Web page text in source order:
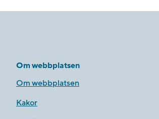
Om webbplatsen
Om webbplatsen
Kakor